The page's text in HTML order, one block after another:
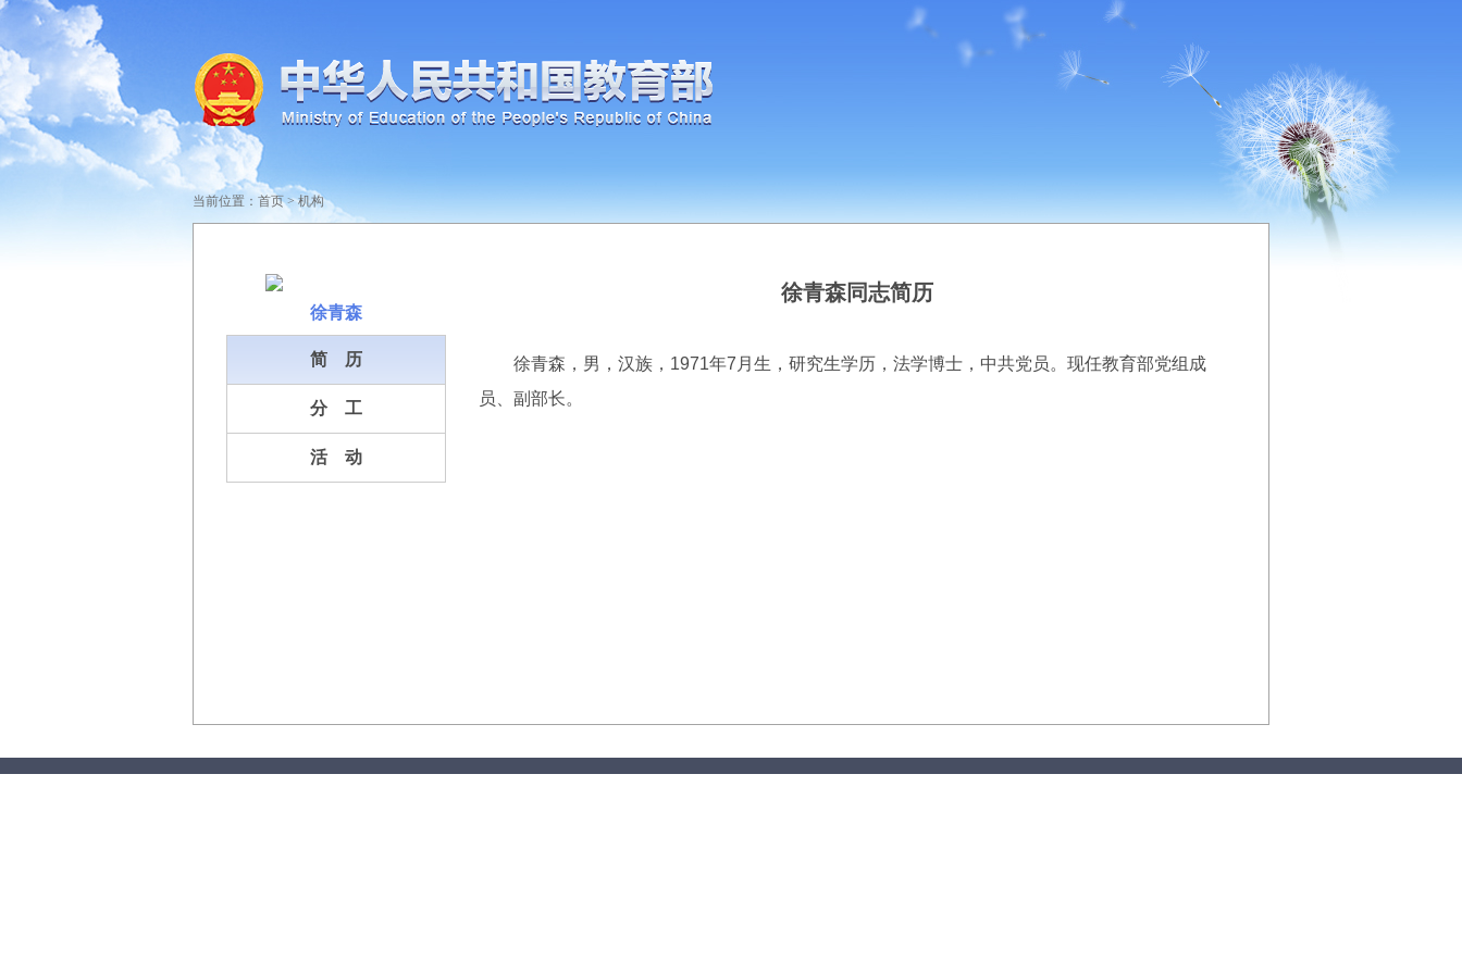
当前位置： 首页>机构
徐青森
简 历
分 工
活 动
徐青森同志简历
徐青森，男，汉族，1971年7月生，研究生学历，法学博士，中共党员。现任教育部党组成
员、副部长。